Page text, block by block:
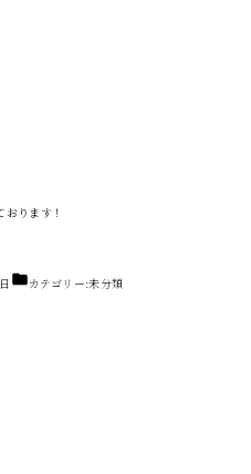
ります！
カテゴリー:未分類